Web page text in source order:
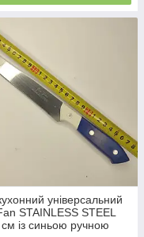
універсальний
STAINLESS STEEL
із синьою ручною